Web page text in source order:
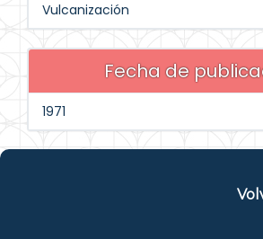
Vulcanización
Fecha de
1971